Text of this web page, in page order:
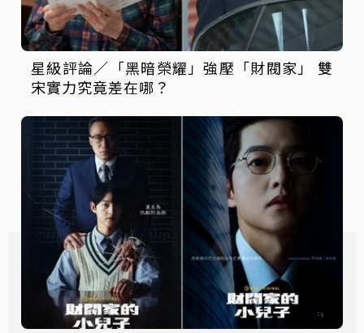
星級評論／「黑暗榮耀」強壓「財閥家」 雙
宋實力究竟差在哪？